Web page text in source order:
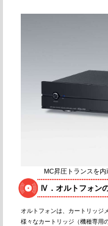
MC昇圧トランスを内
Ⅳ．オルトフォン
オルトフォンは、カートリッジ
様々なカートリッジ（機種専用